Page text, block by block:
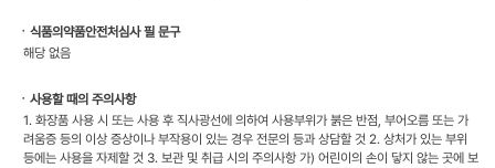
ㆍ식품의약품안전처심사 필 문구
해당 없음
ㆍ사용할 때의 주의사항
1. 화장품 사용 시 또는 사용 후 직사광선에 의하여 사용부위가 붉은 반점, 부어오름 또는 가
려움증 등의 이상 증상이나 부작용이 있는 경우 전문의 등과 상담할 것 2. 상처가 있는 부위
등에는 사용을 자제할 것 3. 보관 및 취급 시의 주의사항 가) 어린이의 손이 닿지 않는 곳에 보